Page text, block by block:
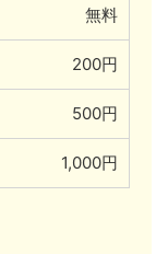
無料
200円
500円
1,000円